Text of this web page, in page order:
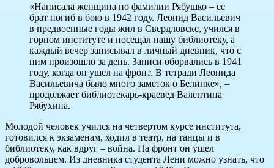
«Написала женщина по фамилии Рябушко – ее
брат погиб в бою в 1942 году. Леонид Васильевич
в предвоенные годы жил в Свердловске, учился в
горном институте и посещал нашу библиотеку, а
каждый вечер записывал в личный дневник, что с
ним произошло за день. Записи оборвались в 1941
году, когда он ушел на фронт. В тетради Леонида
Васильевича было много заметок о Белинке», –
продолжает библиотекарь-краевед Валентина
Рябухина.
Молодой человек учился на четвертом курсе института,
готовился к экзаменам, ходил в театр, на танцы и в
библиотеку, как вдруг – война. На фронт он ушел
добровольцем. Из дневника студента Лени можно узнать, что